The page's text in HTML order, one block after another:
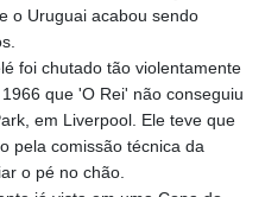
o Uruguai acabou sendo
foi chutado tão violentamente
que 'O Rei' não conseguiu
em Liverpool. Ele teve que
pela comissão técnica da
o pé no chão.